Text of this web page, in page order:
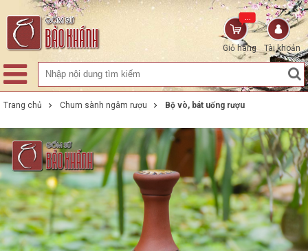
Tài khoản
Giỏ hàng
...
Trang chủ Chum sành ngâm rượu Bộ vò, bát uống rượu